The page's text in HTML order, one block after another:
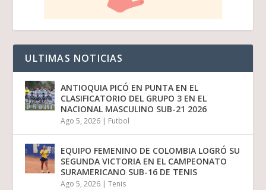
ULTIMAS NOTICIAS
ANTIOQUIA PICÓ EN PUNTA EN EL
CLASIFICATORIO DEL GRUPO 3 EN EL
NACIONAL MASCULINO SUB-21 2026
Ago 5, 2026 | Futbol
EQUIPO FEMENINO DE COLOMBIA LOGRÓ SU
SEGUNDA VICTORIA EN EL CAMPEONATO
SURAMERICANO SUB-16 DE TENIS
Ago 5, 2026 |Tenis